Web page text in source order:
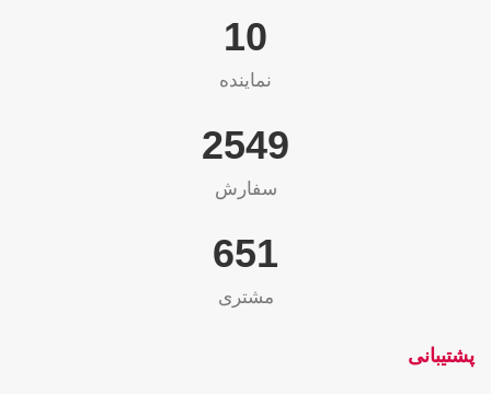
10
نماینده
2565
سفارش
655
مشتری
پشتیبانی